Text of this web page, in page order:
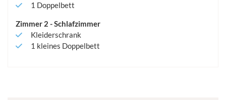
1 Doppelbett
Zimmer 2 -Schlafzimmer
Kleiderschrank
1 kleines Doppelbett